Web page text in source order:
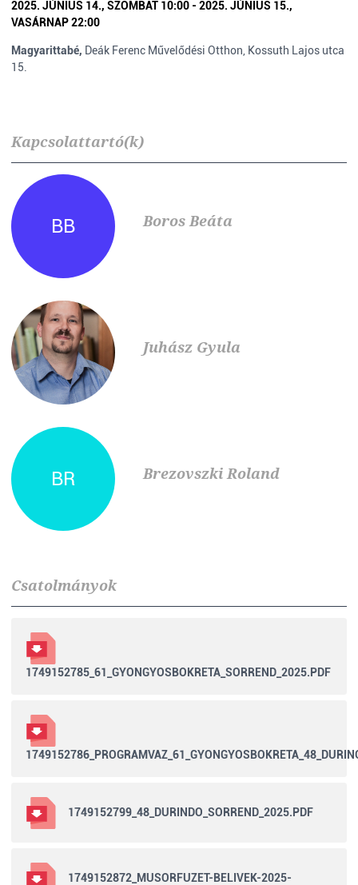
2025. JÚNIUS 14., SZOMBAT 10:00 - 2025. JÚNIUS 15.,
VASÁRNAP 22:00
Magyarittabé, Deák Ferenc Művelődési Otthon, Kossuth Lajos utca
15.
Kapcsolattartó(k)
BB Boros Beáta
Juhász Gyula
BR Brezovszki Roland
Csatolmányok
1749152785_61_GYONGYOSBOKRETA_SORREND_2025.PDF
1749152799_48_DURINDO_SORREND_2025.PDF
1749152872_MUSORFUZET-BELIVEK-2025-